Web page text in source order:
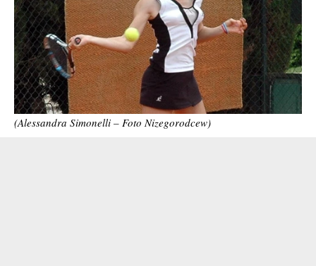
(Alessandra Simonelli – Foto Nizegorodcew)